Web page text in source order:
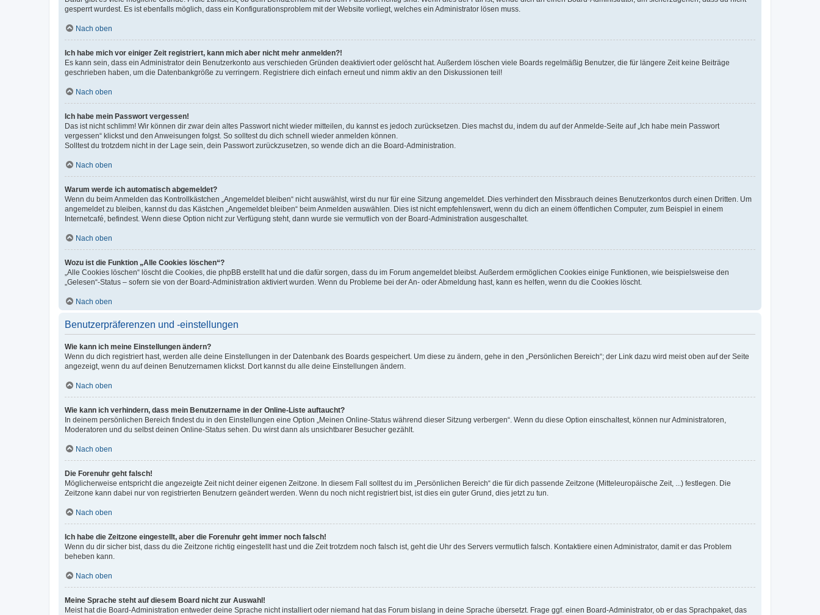
gesperrt wurdest. Es ist ebenfalls möglich, dass ein Konfigurationsproblem mit der Website vorliegt, welches ein Administrator lösen muss.
Nach oben
Ich habe mich vor einiger Zeit registriert, kann mich aber nicht mehr anmelden?!
Es kann sein, dass ein Administrator dein Benutzerkonto aus verschieden Gründen deaktiviert oder gelöscht hat. Außerdem löschen viele Boards regelmäßig Benutzer, die für längere Zeit keine Beiträge
geschrieben haben, um die Datenbankgröße zu verringern. Registriere dich einfach erneut und nimm aktiv an den Diskussionen teil!
Nach oben
Ich habe mein Passwort vergessen!
Das ist nicht schlimm! Wir können dir zwar dein altes Passwort nicht wieder mitteilen, du kannst es jedoch zurücksetzen. Dies machst du, indem du auf der Anmelde-Seite auf „Ich habe mein Passwort
vergessen“ klickst und den Anweisungen folgst. So solltest du dich schnell wieder anmelden können.
Solltest du trotzdem nicht in der Lage sein, dein Passwort zurückzusetzen, so wende dich an die Board-Administration.
Nach oben
Warum werde ich automatisch abgemeldet?
Wenn du beim Anmelden das Kontrollkästchen „Angemeldet bleiben“ nicht auswählst, wirst du nur für eine Sitzung angemeldet. Dies verhindert den Missbrauch deines Benutzerkontos durch einen Dritten. Um
angemeldet zu bleiben, kannst du das Kästchen „Angemeldet bleiben“ beim Anmelden auswählen. Dies ist nicht empfehlenswert, wenn du dich an einem öffentlichen Computer, zum Beispiel in einem
Internetcafé, befindest. Wenn diese Option nicht zur Verfügung steht, dann wurde sie vermutlich von der Board-Administration ausgeschaltet.
Nach oben
Wozu ist die Funktion „Alle Cookies löschen“?
„Alle Cookies löschen“ löscht die Cookies, die phpBB erstellt hat und die dafür sorgen, dass du im Forum angemeldet bleibst. Außerdem ermöglichen Cookies einige Funktionen, wie beispielsweise den
„Gelesen“-Status – sofern sie von der Board-Administration aktiviert wurden. Wenn du Probleme bei der An- oder Abmeldung hast, kann es helfen, wenn du die Cookies löscht.
Nach oben
Benutzerpräferenzen und -einstellungen
Wie kann ich meine Einstellungen ändern?
Wenn du dich registriert hast, werden alle deine Einstellungen in der Datenbank des Boards gespeichert. Um diese zu ändern, gehe in den „Persönlichen Bereich“; der Link dazu wird meist oben auf der Seite
angezeigt, wenn du auf deinen Benutzernamen klickst. Dort kannst du alle deine Einstellungen ändern.
Nach oben
Wie kann ich verhindern, dass mein Benutzername in der Online-Liste auftaucht?
In deinem persönlichen Bereich findest du in den Einstellungen eine Option „Meinen Online-Status während dieser Sitzung verbergen“. Wenn du diese Option einschaltest, können nur Administratoren,
Moderatoren und du selbst deinen Online-Status sehen. Du wirst dann als unsichtbarer Besucher gezählt.
Nach oben
Die Forenuhr geht falsch!
Möglicherweise entspricht die angezeigte Zeit nicht deiner eigenen Zeitzone. In diesem Fall solltest du im „Persönlichen Bereich“ die für dich passende Zeitzone (Mitteleuropäische Zeit, ...) festlegen. Die
Zeitzone kann dabei nur von registrierten Benutzern geändert werden. Wenn du noch nicht registriert bist, ist dies ein guter Grund, dies jetzt zu tun.
Nach oben
Ich habe die Zeitzone eingestellt, aber die Forenuhr geht immer noch falsch!
Wenn du dir sicher bist, dass du die Zeitzone richtig eingestellt hast und die Zeit trotzdem noch falsch ist, geht die Uhr des Servers vermutlich falsch. Kontaktiere einen Administrator, damit er das Problem
beheben kann.
Nach oben
Meine Sprache steht auf diesem Board nicht zur Auswahl!
Meist hat die Board-Administration entweder deine Sprache nicht installiert oder niemand hat das Forum bislang in deine Sprache übersetzt. Frage ggf. einen Board-Administrator, ob er das Sprachpaket, das